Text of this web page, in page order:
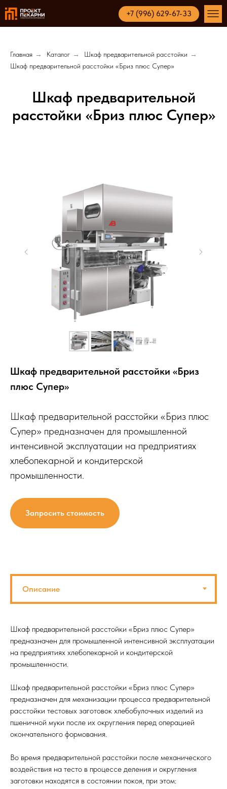
+7 (996) 629-67-33
Главная → Каталог → Шкаф предварительной расстойки →
Шкаф предварительной расстойки «Бриз плюс Супер»
Шкаф предварительной
расстойки «Бриз плюс Супер»
Шкаф предварительной расстойки «Бриз
плюс Супер»
Шкаф предварительной расстойки «Бриз плюс
Супер» предназначен для промышленной
интенсивной эксплуатации на предприятиях
хлебопекарной и кондитерской
промышленности.
Запросить стоимость
Шкаф предварительной расстойки «Бриз плюс Супер»
предназначен для промышленной интенсивной эксплуатации
на предприятиях хлебопекарной и кондитерской
промышленности.
Шкаф предварительной расстойки «Бриз плюс Супер»
предназначен для механизации процесса предварительной
расстойки тестовых заготовок хлебобулочных изделий из
пшеничной муки после их округления перед операцией
окончательного формования.
Во время предварительной расстойки после механического
воздействия на тесто в процессе деления и округления
заготовки находятся в состоянии покоя, при этом: